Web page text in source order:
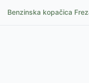
Benzinska kopačica